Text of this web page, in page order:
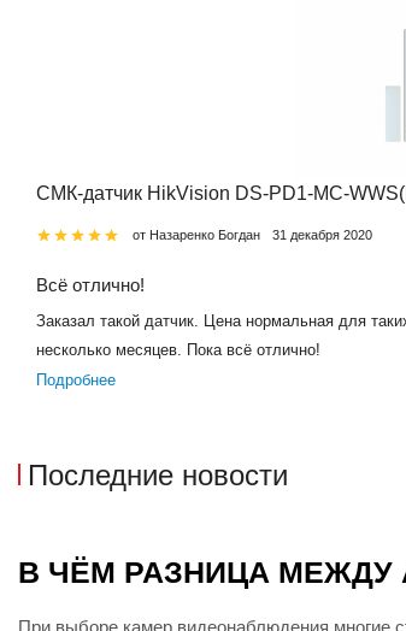
СМК-датчик HikVision DS-PD1-MC-
от Назаренко Богдан 31 декабря 2020
Всё отлично!
Заказал такой датчик. Цена нормальная для
несколько месяцев. Пока всё отлично!
Подробнее
Последние новости
В ЧЁМ РАЗНИЦА
При выборе камер видеонаблюдения многие